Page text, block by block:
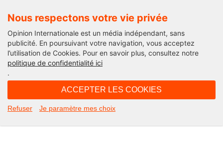
Nous respectons votre vie privée
Opinion Internationale est un média indépendant, sans
publicité. En poursuivant votre navigation, vous acceptez
l’utilisation de Cookies. Pour en savoir plus, consultez notre
politique de confidentialité ici
.
ACCEPTER LES COOKIES
Refuser Je paramètre mes choix
Haïku
Haïku Printemps 3/12 par Olivier